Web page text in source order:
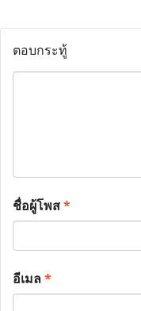
ตอบกระทู้
ชื่อผู้โพส*
อีเมล*